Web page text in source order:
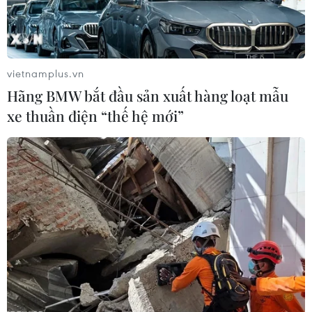
Khởi tố thêm 6 đối tượng
vụ lập khống hồ sơ bảo
hiểm y tế ở Đắk Lắk
05/08/2026 14:55
Vận chuyển quá cảnh hàng
giả và xâm phạm sở hữu trí
tuệ diễn biến phức tạp
05/08/2026 13:44
24 năm tù cho đôi vợ
chồng tổ chức “bay lắc”
trong quán karaoke
05/08/2026 13:41
Lập kênh TikTok khởi
nghiệp, lừa đảo chiếm đoạt
15 tỷ đồng
05/08/2026 11:36
vietnamplus.vn
Hãng BMW bắt đầu sản xuất hàng loạt mẫu
xe thuần điện “thế hệ mới”